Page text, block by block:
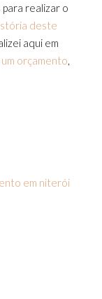
realizar o
deste
aqui em
orçamento,
em niterói